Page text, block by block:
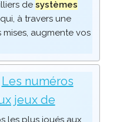
de systèmes
qui, à travers une
augmente vos
Les numéros
jeux de
les plus joués aux